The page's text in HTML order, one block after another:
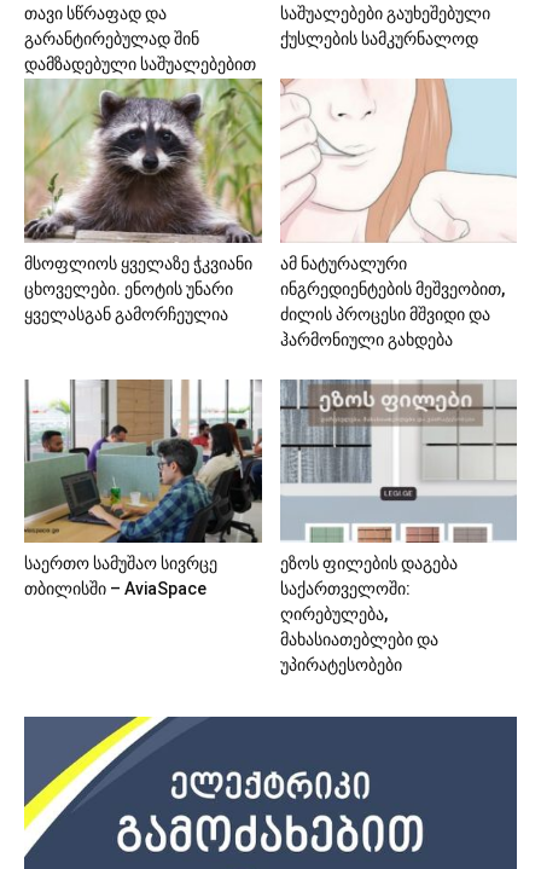
თავი სწრაფად და
გარანტირებულად შინ
დამზადებული საშუალებებით
საშუალებები გაუხეშებული
ქუსლების სამკურნალოდ
მსოფლიოს ყველაზე ჭკვიანი
ცხოველები. ენოტის უნარი
ყველასგან გამორჩეულია
ამ ნატურალური
ინგრედიენტების მეშვეობით,
ძილის პროცესი მშვიდი და
ჰარმონიული გახდება
საერთო სამუშაო სივრცე
თბილისში – AviaSpace
ეზოს ფილების დაგება
საქართველოში:
ღირებულება,
მახასიათებლები და
უპირატესობები